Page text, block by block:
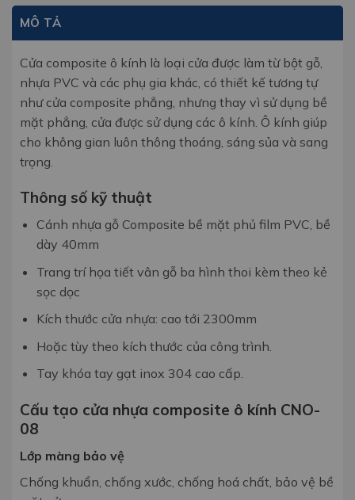
MÔ TẢ
Cửa composite ô kính là loại cửa được làm từ bột gỗ,
nhựa PVC và các phụ gia khác, có thiết kế tương tự
như cửa composite phẳng, nhưng thay vì sử dụng bề
mặt phẳng, cửa được sử dụng các ô kính. Ô kính giúp
cho không gian luôn thông thoáng, sáng sủa và sang
trọng.
Thông số kỹ thuật
Cánh nhựa gỗ Composite bề mặt phủ film PVC, bề
dày 40mm
Trang trí họa tiết vân gỗ ba hình thoi kèm theo kẻ
sọc dọc
Kích thước cửa nhựa: cao tới 2300mm
Hoặc tùy theo kích thước của công trình.
Tay khóa tay gạt inox 304 cao cấp.
Cấu tạo cửa nhựa composite ô kính CNO-
08
Lớp màng bảo vệ
Chống khuẩn, chống xước, chống hoá chất, bảo vệ bề